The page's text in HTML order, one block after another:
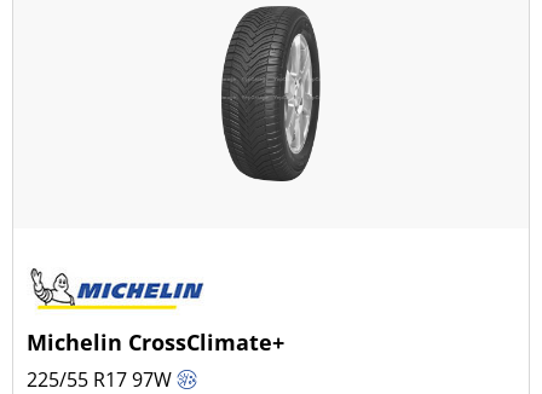
Michelin CrossClimate+
225/55 R1797W